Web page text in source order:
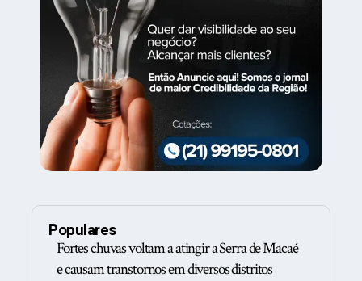
Populares
Fortes chuvas voltam a atingir a Serra de Macaé
e causam transtornos em diversos distritos